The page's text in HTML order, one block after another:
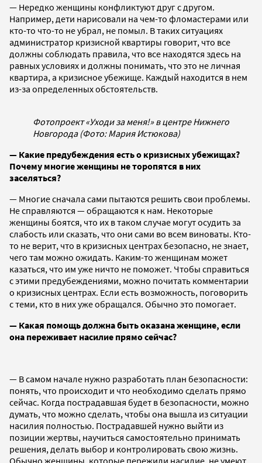
— Нередко женщины конфликтуют друг с другом.
Например, дети нарисовали на чем-то фломастерами или
кто-то что-то не убрал, не помыл. В таких ситуациях
администратор кризисной квартиры говорит, что все
должны соблюдать правила, что все находятся здесь на
равных условиях и должны понимать, что это не личная
квартира, а кризисное убежище. Каждый находится в нем
из-за определенных обстоятельств.
Фотопроект «Уходи за меня!» в центре Нижнего
Новгорода (Фото: Мария Истюкова)
— Какие предубеждения есть о кризисных убежищах?
Почему многие женщины не торопятся в них
заселяться?
— Многие сначала сами пытаются решить свои проблемы.
Не справляются — обращаются к нам. Некоторые
женщины боятся, что их в таком случае могут осудить за
слабость или сказать, что они сами во всем виноваты. Кто-
то не верит, что в кризисных центрах безопасно, не знает,
чего там можно ожидать. Каким-то женщинам может
казаться, что им уже ничто не поможет. Чтобы справиться
с этими предубеждениями, можно почитать комментарии
о кризисных центрах. Если есть возможность, поговорить
с теми, кто в них уже обращался. Обычно это помогает.
— Какая помощь должна быть оказана женщине, если
она переживает насилие прямо сейчас?
— В самом начале нужно разработать план безопасности:
понять, что происходит и что необходимо сделать прямо
сейчас. Когда пострадавшая будет в безопасности, можно
думать, что можно сделать, чтобы она вышла из ситуации
насилия полностью. Пострадавшей нужно выйти из
позиции жертвы, научиться самостоятельно принимать
решения, делать выбор и контролировать свою жизнь.
Обычно женщины, которые пережили насилие, не умеют